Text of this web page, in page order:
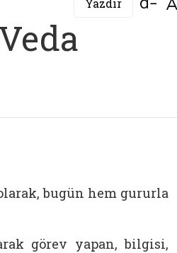
Yazdır
bugün hem gururla
görev yapan, bilgisi,